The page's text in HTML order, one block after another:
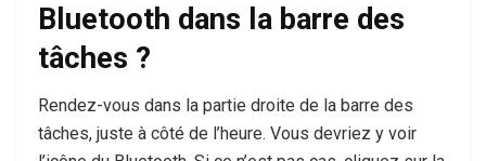
Bluetooth dans la barre des
tâches ?
Rendez-vous dans la partie droite de la barre des
tâches, juste à côté de l’heure. Vous devriez y voir